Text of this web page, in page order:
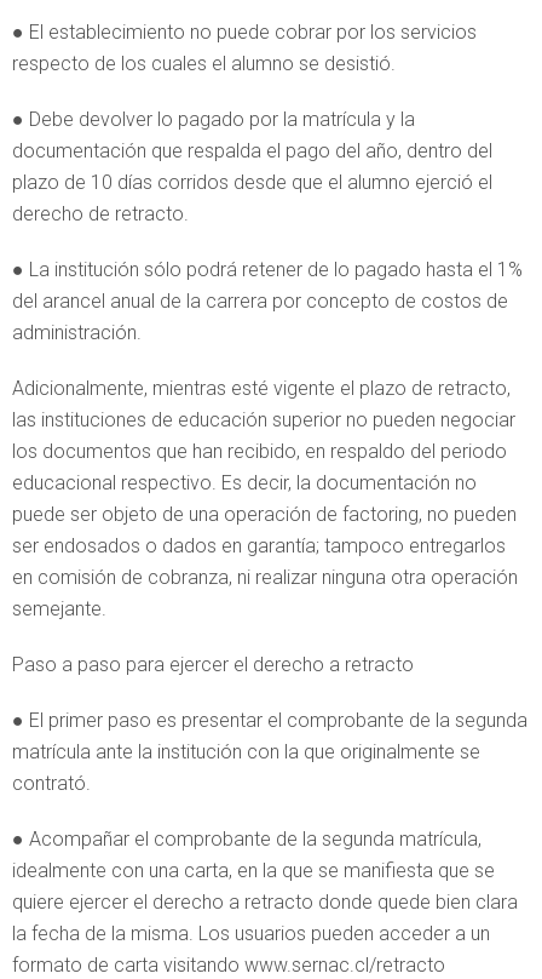
● El establecimiento no puede cobrar por los servicios
respecto de los cuales el alumno se desistió.
● Debe devolver lo pagado por la matrícula y la
documentación que respalda el pago del año, dentro del
plazo de 10 días corridos desde que el alumno ejerció el
derecho de retracto.
● La institución sólo podrá retener de lo pagado hasta el 1%
del arancel anual de la carrera por concepto de costos de
administración.
Adicionalmente, mientras esté vigente el plazo de retracto,
las instituciones de educación superior no pueden negociar
los documentos que han recibido, en respaldo del periodo
educacional respectivo. Es decir, la documentación no
puede ser objeto de una operación de factoring, no pueden
ser endosados o dados en garantía; tampoco entregarlos
en comisión de cobranza, ni realizar ninguna otra operación
semejante.
Paso a paso para ejercer el derecho a retracto
● El primer paso es presentar el comprobante de la segunda
matrícula ante la institución con la que originalmente se
contrató.
● Acompañar el comprobante de la segunda matrícula,
idealmente con una carta, en la que se manifiesta que se
quiere ejercer el derecho a retracto donde quede bien clara
la fecha de la misma. Los usuarios pueden acceder a un
formato de carta visitando www.sernac.cl/retracto